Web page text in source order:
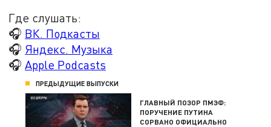
Где слушать:
🎧 ВК. Подкасты
🎧 Яндекс. Музыка
🎧Apple Podcasts
ПРЕДЫДУЩИЕ ВЫПУСКИ
ГЛАВНЫЙ ПОЗОР ПМЭФ:
ПОРУЧЕНИЕ ПУТИНА
СОРВАНО ОФИЦИАЛЬНО